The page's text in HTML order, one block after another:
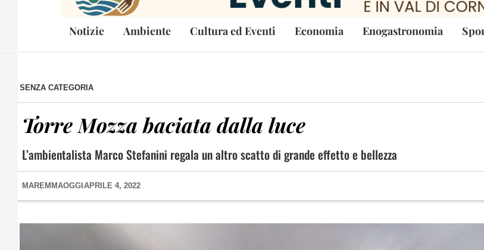
Notizie Ambiente Cultura ed Eventi Economia Enogastronomia
SENZA CATEGORIA
Torre Mozza baciata dalla luce
L’ambientalista Marco Stefanini regala un altro scatto di grande effetto e bellezza
MAREMMAOGGI APRILE 4, 2022